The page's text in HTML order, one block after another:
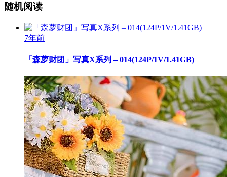
随机阅读
7年前
「森萝财团」写真X系列 – 014(124P/1V/1.41GB)